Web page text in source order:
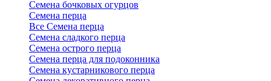
Семена бочковых огурцов
Семена перца
Все Семена перца
Семена сладкого перца
Семена острого перца
Семена перца для подоконника
Семена кустарникового перца